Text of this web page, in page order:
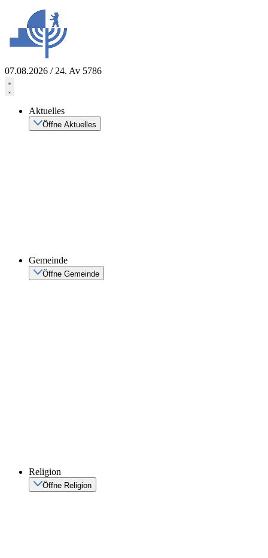
springen
07.08.2026 / 24. Av 5786
Aktuelles
Öffne Aktuelles
Gemeinde
Öffne Gemeinde
Religion
Öffne Religion